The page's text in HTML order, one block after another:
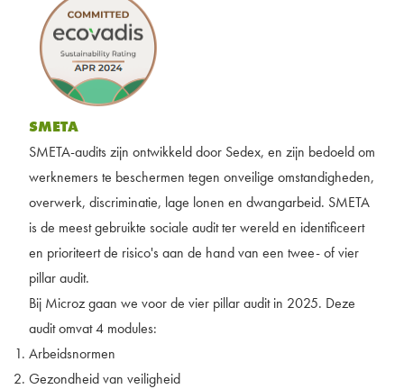
SMETA
SMETA-audits zijn ontwikkeld door Sedex, en zijn bedoeld om
werknemers te beschermen tegen onveilige omstandigheden,
overwerk, discriminatie, lage lonen en dwangarbeid. SMETA
is de meest gebruikte sociale audit ter wereld en identificeert
en prioriteert de risico's aan de hand van een twee- of vier
pillar audit.
Bij Microz gaan we voor de vier pillar audit in 2025. Deze
audit omvat 4 modules:
Arbeidsnormen
Gezondheid van veiligheid